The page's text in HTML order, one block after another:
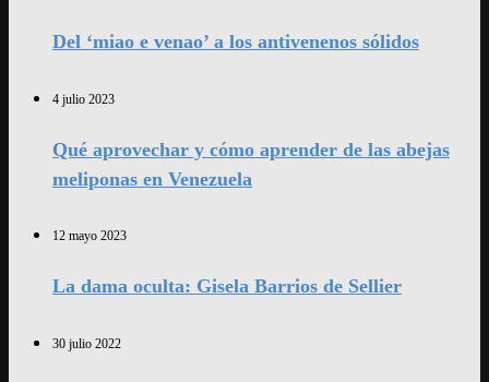
Del ‘miao e venao’ a los antivenenos sólidos
4 julio 2023
Qué aprovechar y cómo aprender de las abejas
meliponas en Venezuela
12 mayo 2023
La dama oculta: Gisela Barrios de Sellier
30 julio 2022